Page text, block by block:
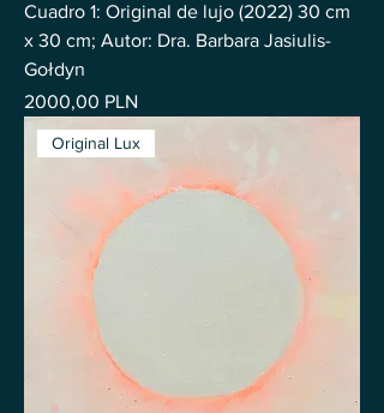
Cuadro 1: Original de lujo (2022) 30 cm
x 30 cm; Autor: Dra. Barbara Jasiulis-
Gołdyn
Precio
2000,00 PLN
Original Lux